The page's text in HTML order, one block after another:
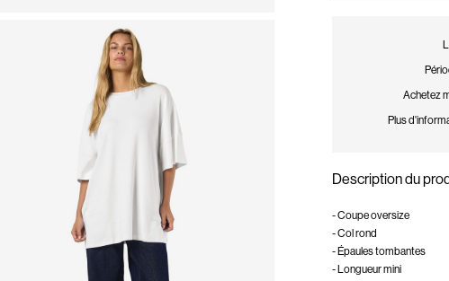
Achetez
Plus
Description du
- Coupe oversize
- Col rond
- Épaules tombantes
- Longueur mini